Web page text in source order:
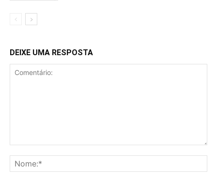
DEIXE UMA RESPOSTA